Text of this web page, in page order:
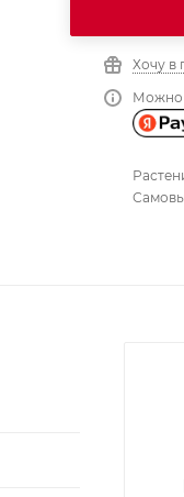
Хочу в
Можно